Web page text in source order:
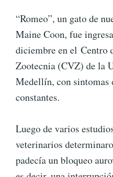
“Romeo”, un gato de
Maine Coon, fue
diciembre en el Centro
Zootecnia (CVZ) de la
Medellín, con sintomas
constantes.
Luego de varios
veterinarios
padecía un bloqueo